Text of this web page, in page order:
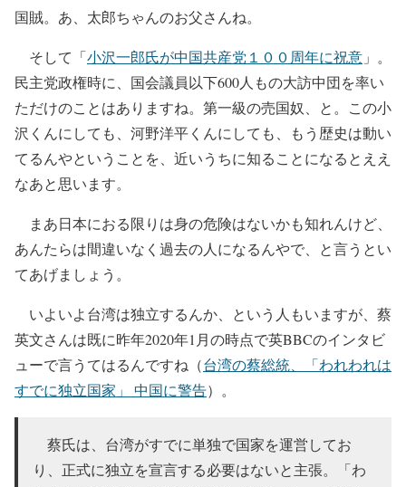
国賊。あ、太郎ちゃんのお父さんね。
そして「小沢一郎氏が中国共産党１００周年に祝意 」。
民主党政権時に、国会議員以下600人もの大訪中団を率い
ただけのことはありますね。第一級の売国奴、と。この小
沢くんにしても、河野洋平くんにしても、もう歴史は動い
てるんやということを、近いうちに知ることになるとええ
なあと思います。
まあ日本におる限りは身の危険はないかも知れんけど、
あんたらは間違いなく過去の人になるんやで、と言うとい
てあげましょう。
いよいよ台湾は独立するんか、という人もいますが、蔡
英文さんは既に昨年2020年1月の時点で英BBCのインタビ
ューで言うてはるんですね（台湾の蔡総統、「われわれは
すでに独立国家」 中国に警告）。
蔡氏は、台湾がすでに単独で国家を運営してお
り、正式に独立を宣言する必要はないと主張。「わ